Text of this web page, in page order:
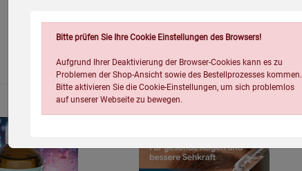
Wird oft zusammen bestellt:
Bitte prüfen Sie Ihre Cookie Einstellungen des Browsers!
Aufgrund Ihrer Deaktivierung der Browser-Cookies kann es zu
Problemen der Shop-Ansicht sowie des Bestellprozesses kommen.
Bitte aktivieren Sie die Cookie-Einstellungen, um sich problemlos
auf unserer Webseite zu bewegen.